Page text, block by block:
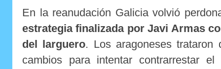
En la reanudación Galicia volvió
estrategia finalizada por Javi Armas
del larguero. Los aragoneses
cambios para intentar contrarrestar